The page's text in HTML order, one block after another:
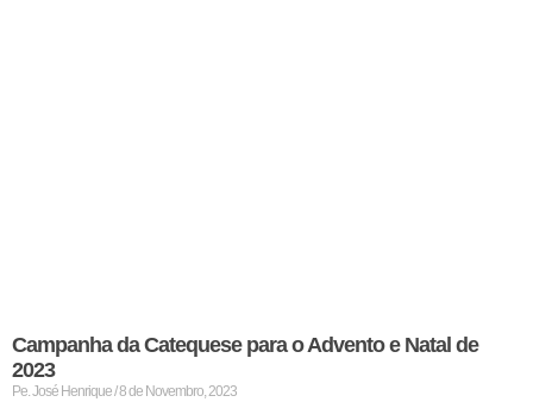
Campanha da Catequese para o Advento e Natal de
2023
Pe. José Henrique 8 de Novembro, 2023